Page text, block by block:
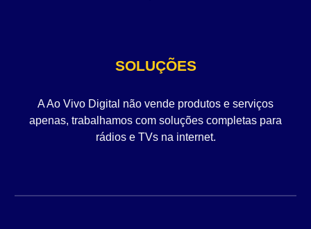
SOLUÇÕES
A Ao Vivo Digital não vende produtos e serviços
apenas, trabalhamos com soluções completas para
rádios e TVs na internet.